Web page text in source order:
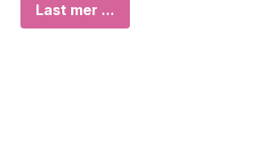
Last mer ...